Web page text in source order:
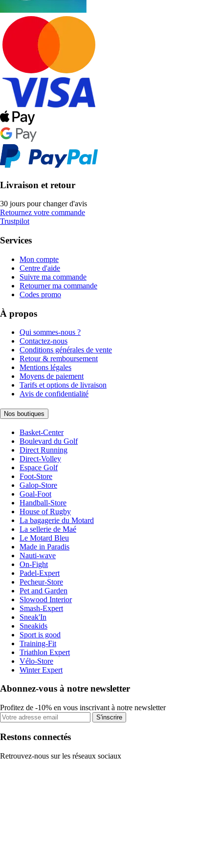
Livraison et retour
30 jours pour changer d'avis
Retournez votre commande
Trustpilot
Services
Mon compte
Centre d'aide
Suivre ma commande
Retourner ma commande
Codes promo
À propos
Qui sommes-nous ?
Contactez-nous
Conditions générales de vente
Retour & remboursement
Mentions légales
Moyens de paiement
Tarifs et options de livraison
Avis de confidentialité
Nos boutiques
Basket-Center
Boulevard du Golf
Direct Running
Direct-Volley
Espace Golf
Foot-Store
Galop-Store
Goal-Foot
Handball-Store
House of Rugby
La bagagerie du Motard
La sellerie de Maé
Le Motard Bleu
Made in Paradis
Nauti-wave
On-Fight
Padel-Expert
Pecheur-Store
Pet and Garden
Slowood Interior
Smash-Expert
Sneak'In
Sneakids
Sport is good
Training-Fit
Triathlon Expert
Vélo-Store
Winter Expert
Abonnez-vous à notre newsletter
Profitez de -10% en vous inscrivant à notre newsletter
S'inscrire
Restons connectés
Retrouvez-nous sur les réseaux sociaux